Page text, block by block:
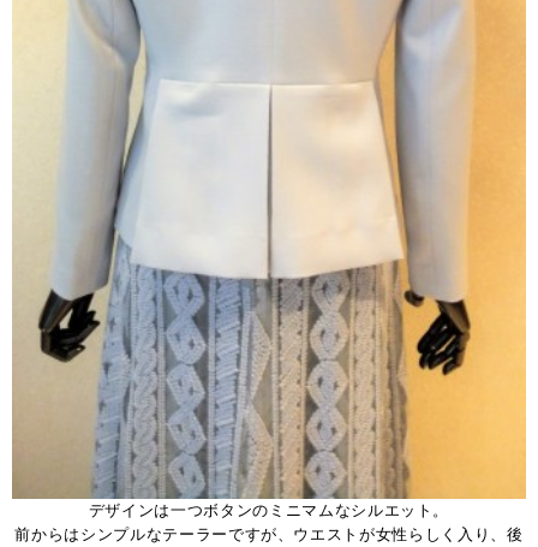
デザインは一つボタンのミニマムなシルエット。
前からはシンプルなテーラーですが、ウエストが女性らしく入り、後